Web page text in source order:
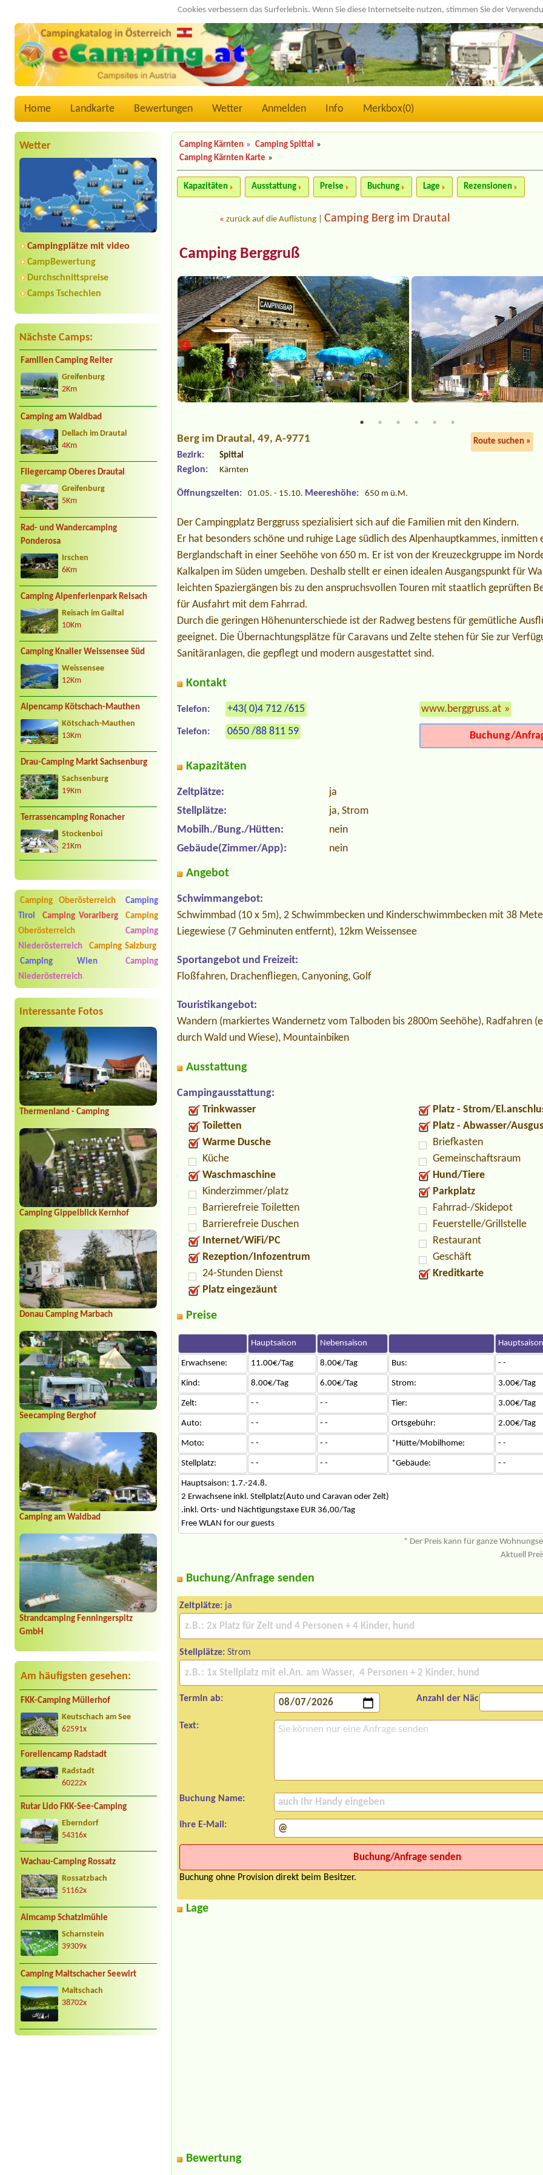
Cookies verbessern das Surferlebnis. Wenn Sie diese Internetseite nutzen, stimmen Sie der
Home Landkarte Bewertungen Wetter Anmelden Info Merkbox(0)
Wetter
Campingplätze mit video
CampBewertung
Durchschnittspreise
Camps Tschechien
Nächste Camps:
Familien Camping Reiter
Greifenburg
2Km
Camping am Waldbad
Dellach im Drautal
4Km
Fliegercamp Oberes Drautal
Greifenburg
5Km
Rad- und Wandercamping
Ponderosa
Irschen
6Km
Camping Alpenferienpark Reisach
Reisach im Gailtal
10Km
Camping Knaller Weissensee Süd
Weissensee
12Km
Alpencamp Kötschach-Mauthen
Kötschach-Mauthen
13Km
Drau-Camping Markt Sachsenburg
Sachsenburg
19Km
Terrassencamping Ronacher
Stockenboi
21Km
Camping Oberösterreich
Camping
Tirol
Camping Vorarlberg
Camping
Oberösterreich
Camping
Niederösterreich
Camping Salzburg
Camping Wien
Camping
Niederösterreich
Interessante Fotos
Thermenland - Camping
Camping Gippelblick Kernhof
Donau Camping Marbach
Seecamping Berghof
Camping am Waldbad
Strandcamping Fenningerspitz
GmbH
Am häufigsten gesehen:
FKK-Camping Müllerhof
Keutschach am See
62591x
Forellencamp Radstadt
Radstadt
60222x
Rutar Lido FKK-See-Camping
Eberndorf
54316x
Wachau-Camping Rossatz
Rossatzbach
51162x
Almcamp Schatzlmühle
Scharnstein
39309x
Camping Maltschacher Seewirt
Maltschach
38702x
Camping Kärnten » Camping Spittal »
Camping Kärnten Karte »
Kapazitäten Ausstattung Preise Buchung Lage Rezensionen
«zurück auf die Auflistung |Camping Berg im Drautal
Camping Berggruß
Berg im Drautal, 49, A-9771 Route suchen »
Bezirk: Spittal
Region: Kärnten
Öffnungszeiten: 01.05. - 15.10. Meereshöhe: 650 m ü.M.
Der Campingplatz Berggruss spezialisiert sich auf die Familien mit den Kindern.
Er hat besonders schöne und ruhige Lage südlich des Alpenhauptkammes, inmitten
Berglandschaft in einer Seehöhe von 650 m. Er ist von der Kreuzeckgruppe im
Kalkalpen im Süden umgeben. Deshalb stellt er einen idealen Ausgangspunkt für
leichten Spaziergängen bis zu den anspruchsvollen Touren mit staatlich geprüften
für Ausfahrt mit dem Fahrrad.
Durch die geringen Höhenunterschiede ist der Radweg bestens für gemütliche
geeignet. Die Übernachtungsplätze für Caravans und Zelte stehen für Sie zur
Sanitäranlagen, die gepflegt und modern ausgestattet sind.
Kontakt
Telefon: +43( 0)4 712 /615
Telefon: 0650 /88 811 59
www.berggruss.at »
Buchung/
Kapazitäten
Zeltplätze:
ja
Stellplätze:
ja, Strom
Mobilh./Bung./Hütten:
nein
Gebäude(Zimmer/App):
nein
Angebot
Schwimmangebot:
Schwimmbad (10 x 5m), 2 Schwimmbecken und Kinderschwimmbecken mit 38
Liegewiese (7 Gehminuten entfernt), 12km Weissensee
Sportangebot und Freizeit:
Floßfahren, Drachenfliegen, Canyoning, Golf
Touristikangebot:
Wandern (markiertes Wandernetz vom Talboden bis 2800m Seehöhe), Radfahren
durch Wald und Wiese), Mountainbiken
Ausstattung
Campingausstattung:
Trinkwasser
Toiletten
Warme Dusche
Küche
Waschmaschine
Kinderzimmer/platz
Barrierefreie Toiletten
Barrierefreie Duschen
Internet/WiFi/PC
Rezeption/Infozentrum
24-Stunden Dienst
Platz eingezäunt
Platz - Strom/
Platz - Abwasser/
Briefkasten
Gemeinschaftsraum
Hund/Tiere
Parkplatz
Fahrrad-/Skidepot
Feuerstelle/Grillstelle
Restaurant
Geschäft
Kreditkarte
Preise
Hauptsaison Nebensaison Hauptsaison
Erwachsene: 11.00€/Tag 8.00€/Tag Bus: - -
Kind: 8.00€/Tag 6.00€/Tag Strom: 3.00€/Tag
Zelt: - - - - Tier: 3.00€/Tag
Auto: - - - - Ortsgebühr: 2.00€/Tag
Moto: - - - - *Hütte/Mobilhome: - -
Stellplatz: - - - - *Gebäude: - -
Hauptsaison: 1.7.-24.8.
2 Erwachsene inkl. Stellplatz(Auto und Caravan oder Zelt)
.inkl. Orts- und Nächtigungstaxe EUR 36,00/Tag
Free WLAN for our guests
* Der Preis kann für ganze
Aktuell
Buchung/Anfrage senden
Zeltplätze: ja
Stellplätze: Strom
Termin ab: Anzahl der Nächte:
Text:
Buchung Name:
Ihre E-Mail:
Buchung ohne Provision direkt beim Besitzer.
Lage
Bewertung